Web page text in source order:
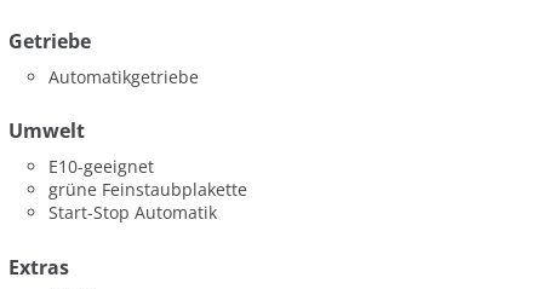
Getriebe
Automatikgetriebe
Umwelt
E10-geeignet
grüne Feinstaubplakette
Start-Stop Automatik
Extras